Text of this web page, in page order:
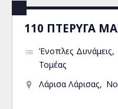
110 ΠΤΕΡΥΓΑ
Ένοπλες Δυνάμεις
Τομέας
Λάρισα Λάρισας